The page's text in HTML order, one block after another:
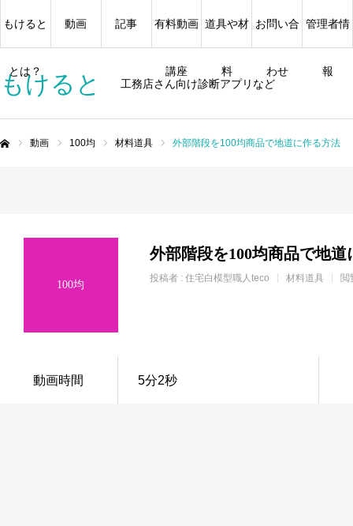
もけると 工務店さん向け診断アプリなど
もけると
とは？
動画 記事 有料動画
講座
道具や材
料
お問い合
わせ
管理者情
報
動画 100均 材料道具 外部階段を100均商品で地道に作る方法
100均
外部階段を100均商品で地道
投稿者 : 住宅白模型職人teco 材料道具 閲
動画時間 5分2秒